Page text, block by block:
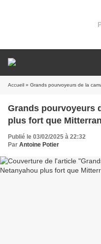
Accueil » Grands pourvoyeurs de la
Grands pourvoyeurs
plus fort que
Publié le 03/02/2025 à 22:32
Par Antoine Potier